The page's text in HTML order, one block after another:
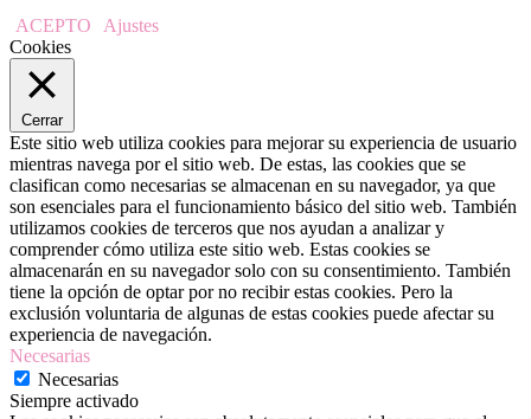
ACEPTO
Ajustes
Cookies
Cerrar
Este sitio web utiliza cookies para mejorar su experiencia de usuario
mientras navega por el sitio web. De estas, las cookies que se
clasifican como necesarias se almacenan en su navegador, ya que
son esenciales para el funcionamiento básico del sitio web. También
utilizamos cookies de terceros que nos ayudan a analizar y
comprender cómo utiliza este sitio web. Estas cookies se
almacenarán en su navegador solo con su consentimiento. También
tiene la opción de optar por no recibir estas cookies. Pero la
exclusión voluntaria de algunas de estas cookies puede afectar su
experiencia de navegación.
Necesarias
Necesarias
Siempre activado